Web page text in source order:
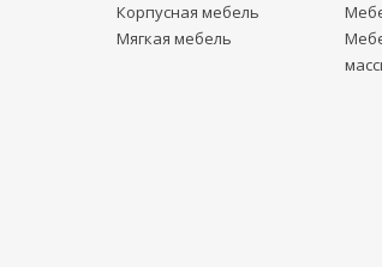
Корпусная мебель
Мягкая мебель